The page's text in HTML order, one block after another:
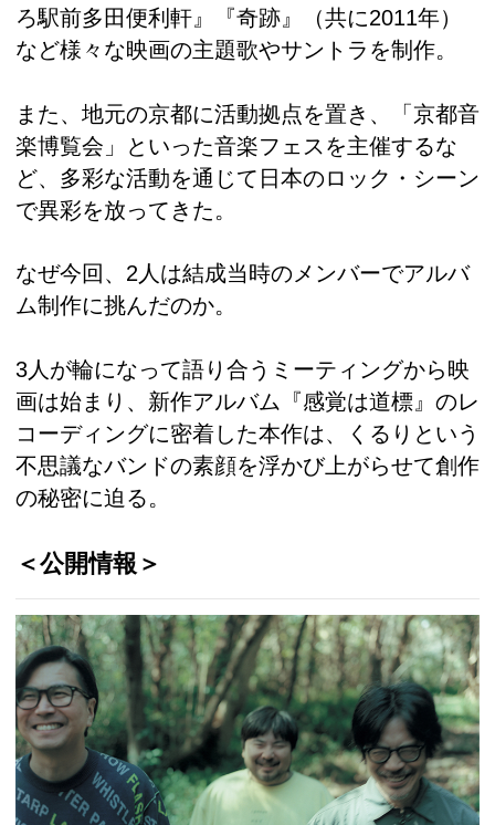
ろ駅前多田便利軒』『奇跡』（共に2011年）
など様々な映画の主題歌やサントラを制作。
また、地元の京都に活動拠点を置き、「京都音
楽博覧会」といった音楽フェスを主催するな
ど、多彩な活動を通じて日本のロック・シーン
で異彩を放ってきた。
なぜ今回、2人は結成当時のメンバーでアルバ
ム制作に挑んだのか。
3人が輪になって語り合うミーティングから映
画は始まり、新作アルバム『感覚は道標』のレ
コーディングに密着した本作は、くるりという
不思議なバンドの素顔を浮かび上がらせて創作
の秘密に迫る。
＜公開情報＞